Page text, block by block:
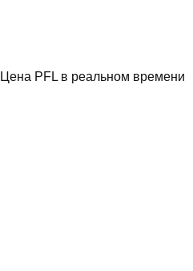
Цена PFL в реальном времени